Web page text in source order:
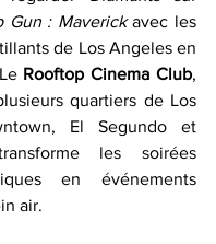
Gun : Maverick avec les
de Los Angeles en
Rooftop Cinema Club,
quartiers de Los
El Segundo et
les soirées
en événements
air.